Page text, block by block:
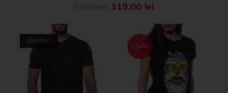
119,00 lei
VÂNDUT
-34%